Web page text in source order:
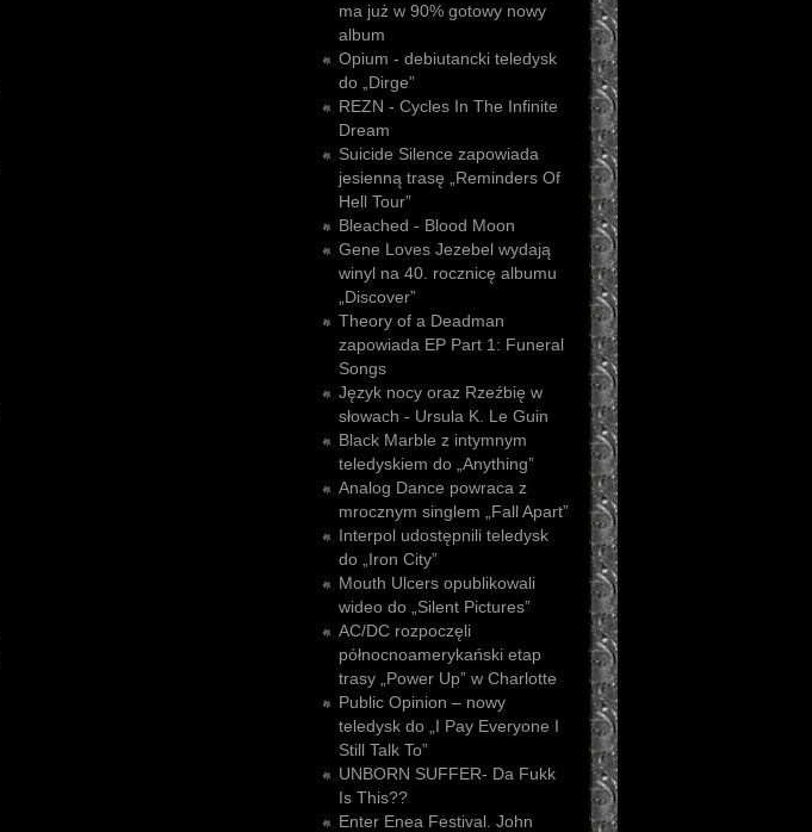
ma już w 90% gotowy nowy
album
Opium - debiutancki teledysk
do „Dirge”
REZN - Cycles In The Infinite
Dream
Suicide Silence zapowiada
jesienną trasę „Reminders Of
Hell Tour”
Bleached - Blood Moon
Gene Loves Jezebel wydają
winyl na 40. rocznicę albumu
„Discover”
Theory of a Deadman
zapowiada EP Part 1: Funeral
Songs
Język nocy oraz Rzeźbię w
słowach - Ursula K. Le Guin
Black Marble z intymnym
teledyskiem do „Anything”
Analog Dance powraca z
mrocznym singlem „Fall Apart”
Interpol udostępnili teledysk
do „Iron City”
Mouth Ulcers opublikowali
wideo do „Silent Pictures”
AC/DC rozpoczęli
północnoamerykański etap
trasy „Power Up” w Charlotte
Public Opinion – nowy
teledysk do „I Pay Everyone I
Still Talk To”
UNBORN SUFFER- Da Fukk
Is This??
Enter Enea Festival. John